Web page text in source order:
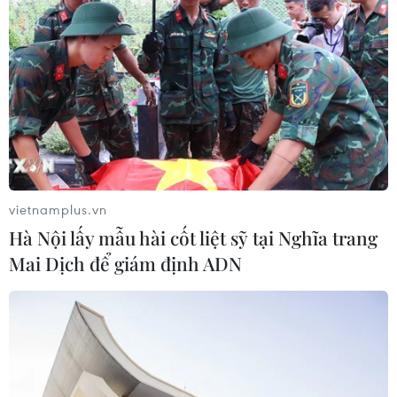
Khẩn trương phân luồng giao thông
sau vụ sạt lở trên tuyến ĐT161 ở Lào
Cai
07/08/2026 02:37
Nhanh chóng hoàn thiện dự
án kết nối vùng, sân bay Long Thành
06/08/2026 15:07
Sẽ thi công đồng loạt Dự án cao tốc
Vinh-Thanh Thủy trong tháng 9
06/08/2026 12:25
vietnamplus.vn
Hà Nội lấy mẫu hài cốt liệt sỹ tại Nghĩa trang
Mai Dịch để giám định ADN